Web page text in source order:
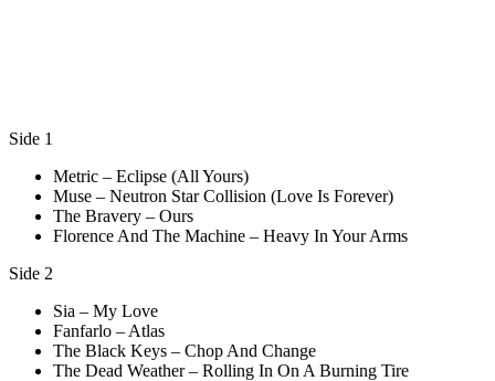
Side 1
Metric – Eclipse (All Yours)
Muse – Neutron Star Collision (Love Is Forever)
The Bravery – Ours
Florence And The Machine – Heavy In Your Arms
Side 2
Sia – My Love
Fanfarlo – Atlas
The Black Keys – Chop And Change
The Dead Weather – Rolling In On A Burning Tire